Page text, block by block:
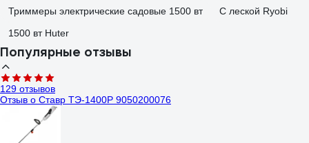
Триммеры электрические садовые 1500 вт
С леской Ryobi
1500 вт Huter
Популярные отзывы
129 отзывов
Отзыв о Ставр ТЭ-1400Р 9050200076